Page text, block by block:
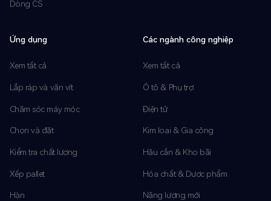
Dòng CS
Ứng dụng
Xem tất cả
Lắp ráp và vặn vít
Chăm sóc máy móc
Chọn và đặt
Kiểm tra chất lượng
Xếp pallet
Hàn
Các ngành công nghiệp
Xem tất cả
Ô tô & Phụ trợ
Điện tử
Kim loại & Gia công
Hậu cần & Kho bãi
Hóa chất & Dược phẩm
Năng lượng mới